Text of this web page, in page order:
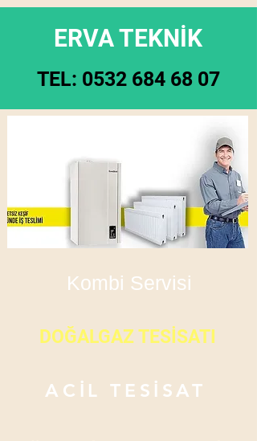
ERVA TEKNİK
TEL: 0532 684 68 07
Kombi Servisi
ACİL TESİSAT
DOĞALGAZ TESİSATI